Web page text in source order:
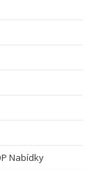
Nabídky